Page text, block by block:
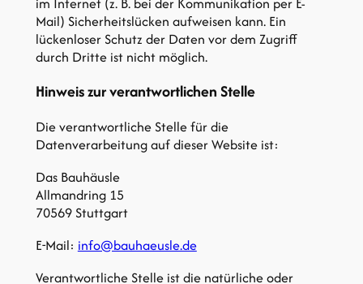
Mail) Sicherheitslücken aufweisen kann. Ein
lückenloser Schutz der Daten vor dem Zugriff
durch Dritte ist nicht möglich.
Hinweis zur verantwortlichen Stelle
Die verantwortliche Stelle für die
Datenverarbeitung auf dieser Website ist:
Das Bauhäusle
Allmandring 15
70569 Stuttgart
E-Mail: info@bauhaeusle.de
Verantwortliche Stelle ist die natürliche oder